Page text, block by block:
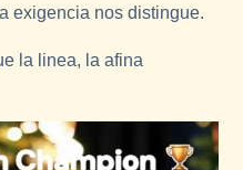
exigencia nos distingue.
la linea, la afina